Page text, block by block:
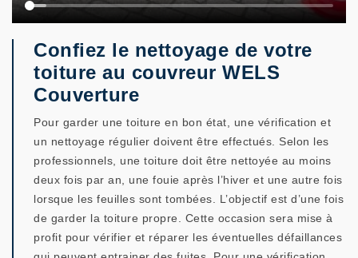
Confiez le nettoyage de votre
toiture au couvreur WELS
Couverture
Pour garder une toiture en bon état, une vérification et
un nettoyage régulier doivent être effectués. Selon les
professionnels, une toiture doit être nettoyée au moins
deux fois par an, une fouie après l’hiver et une autre fois
lorsque les feuilles sont tombées. L’objectif est d’une fois
de garder la toiture propre. Cette occasion sera mise à
profit pour vérifier et réparer les éventuelles défaillances